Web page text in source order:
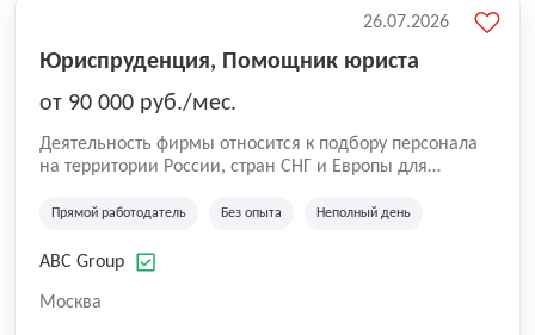
Юриспруденция, Помощник юриста
от 90 000 руб./мес.
Деятельность фирмы относится к подбору персонала
на территории России, стран СНГ и Европы для
культуре и развлечениям, информационным
Прямой работодатель Без опыта Неполный день
ABC Group
Москва
26.07.2026